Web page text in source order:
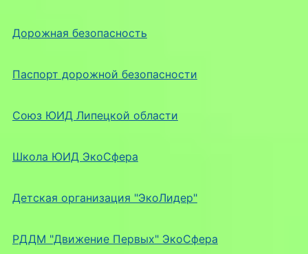
Дорожная безопасность
Паспорт дорожной безопасности
Союз ЮИД Липецкой области
Школа ЮИД ЭкоСфера
Детская организация "ЭкоЛидер"
РДДМ "Движение Первых" ЭкоСфера